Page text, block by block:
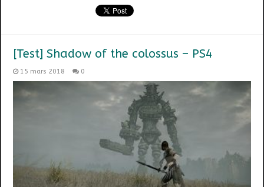
[Test] Shadow of the colossus – PS4
15 mars 2018 0